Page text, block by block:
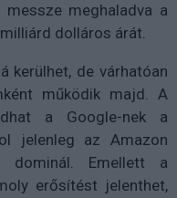
messze meghaladva a
dolláros árát.
kerülhet, de várhatóan
működik majd. A
a Google-nek a
jelenleg az Amazon
Emellett a
erősítést jelenthet,